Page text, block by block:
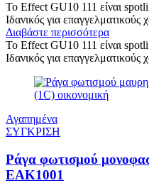
To Εffect GU10 111 είναι
Ιδανικός για επαγγελματικούς
Διαβάστε περισσότερα
To Εffect GU10 111 είναι
Ιδανικός για επαγγελματικούς
Αγαπημένα
ΣΥΓΚΡΙΣΗ
Ράγα φωτισμού
EAK1001